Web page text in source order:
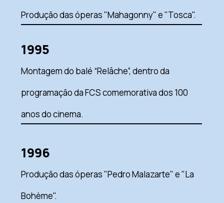
Produção das óperas "Mahagonny" e "Tosca".
1995
Montagem do balé “Relâche”, dentro da
programação da FCS comemorativa dos 100
anos do cinema.
1996
Produção das óperas "Pedro Malazarte" e "La
Bohème".